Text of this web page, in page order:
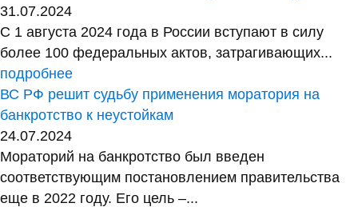
31.07.2024
С 1 августа 2024 года в России вступают в силу
более 100 федеральных актов, затрагивающих...
подробнее
ВС РФ решит судьбу применения моратория на
банкротство к неустойкам
24.07.2024
Мораторий на банкротство был введен
соответствующим постановлением правительства
еще в 2022 году. Его цель –...